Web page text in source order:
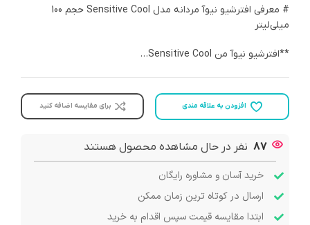
# معرفی افترشیو نیوآ مردانه مدل Sensitive Cool حجم 100
میلی‌لیتر
**افترشیو نیوآ من Sensitive Cool…
افزودن به علاقه مندی برای مقایسه اضافه کنید
87 نفر در حال مشاهده محصول هستند
خرید آسان و مشاوره رایگان
ارسال در کوتاه ترین زمان ممکن
ابتدا مقایسه قیمت سپس اقدام به خرید